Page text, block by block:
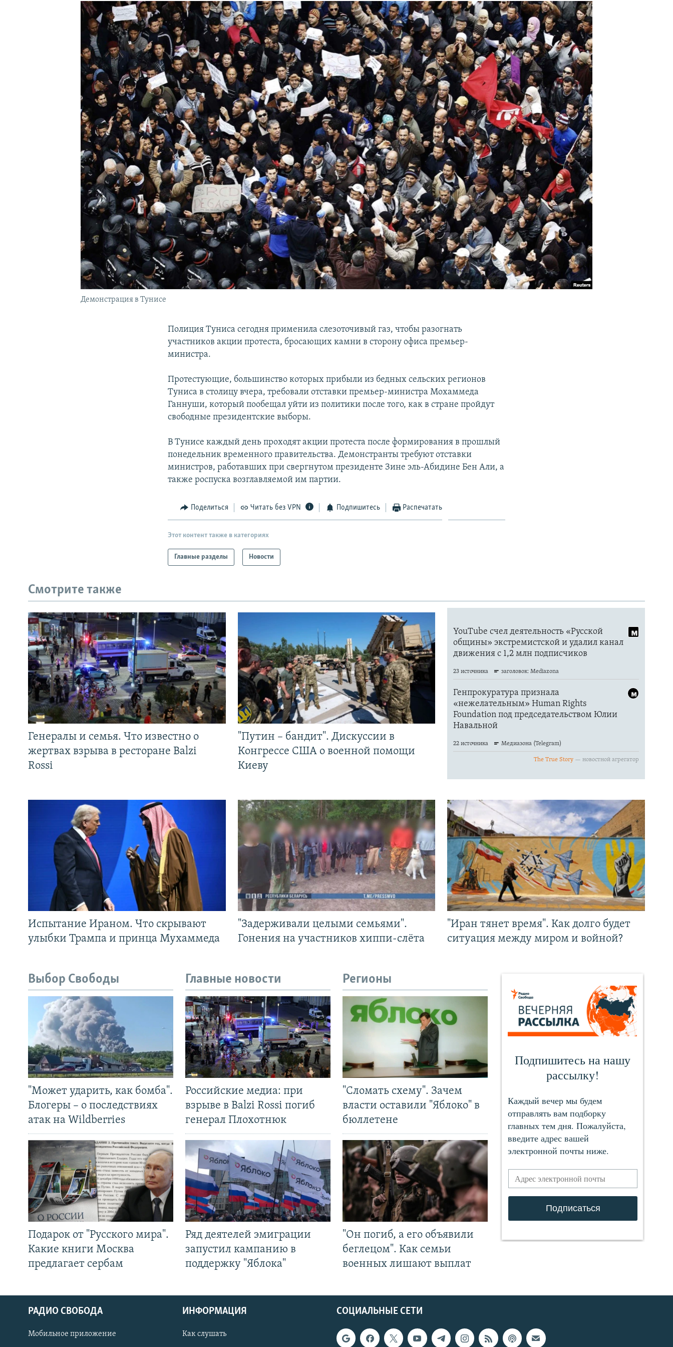
ПОДПИШИТЕСЬ НА РАССЫЛКУ
СОЦИАЛЬНЫЕ СЕТИ
Демонстрация в Тунисе
Полиция Туниса сегодня применила слезоточивый газ, чтобы разогнать
участников акции протеста, бросающих камни в сторону офиса премьер-
министра.
Протестующие, большинство которых прибыли из бедных сельских регионов
Туниса в столицу вчера, требовали отставки премьер-министра Мохаммеда
Ганнуши, который пообещал уйти из политики после того, как в стране пройдут
свободные президентские выборы.
В Тунисе каждый день проходят акции протеста после формирования в прошлый
понедельник временного правительства. Демонстранты требуют отставки
министров, работавших при свергнутом президенте Зине эль-Абидине Бен Али, а
также роспуска возглавляемой им партии.
Поделиться Читать без VPN Подпишитесь Распечатать
Этот контент также в категориях
Главные разделы Новости
Смотрите также
Генералы и семья. Что известно о
жертвах взрыва в ресторане Balzi
Rossi
"Путин – бандит". Дискуссии в
Конгрессе США о военной помощи
Киеву
Испытание Ираном. Что скрывают
улыбки Трампа и принца Мухаммеда
"Задерживали целыми семьями".
Гонения на участников хиппи-слёта
"Иран тянет время". Как долго будет
ситуация между миром и войной?
Выбор Свободы
"Может ударить, как бомба".
Блогеры – о последствиях
атак на Wildberries
Подарок от "Русского мира".
Какие книги Москва
предлагает сербам
Главные новости
Российские медиа: при
взрыве в Balzi Rossi погиб
генерал Плохотнюк
Ряд деятелей эмиграции
запустил кампанию в
поддержку "Яблока"
Регионы
"Сломать схему". Зачем
власти оставили "Яблоко" в
бюллетене
"Он погиб, а его объявили
беглецом". Как семьи
военных лишают выплат
СОЦИАЛЬНЫЕ СЕТИ
РАДИО СВОБОДА
Мобильное приложение
ИНФОРМАЦИЯ
Как слушать